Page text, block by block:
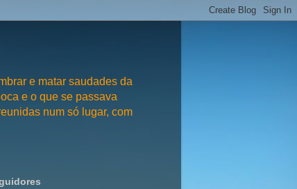
e matar saudades da
e o que se passava
num só lugar, com